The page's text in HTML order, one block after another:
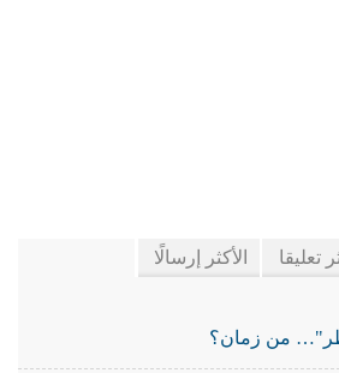
تعليقا الأكثر إرسالًا
من زمان؟